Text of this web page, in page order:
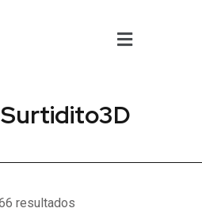
resultados